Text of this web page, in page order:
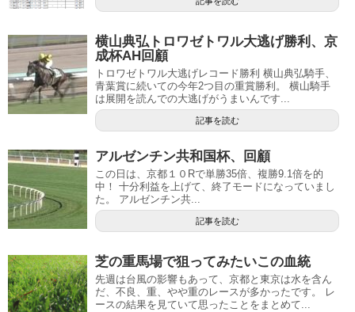
横山典弘トロワゼトワル大逃げ勝利、京
成杯AH回顧
トロワゼトワル大逃げレコード勝利 横山典弘騎手、
青葉賞に続いての今年2つ目の重賞勝利。 横山騎手
は展開を読んでの大逃げがうまいんです...
記事を読む
アルゼンチン共和国杯、回顧
この日は、京都１０Rで単勝35倍、複勝9.1倍を的
中！ 十分利益を上げて、終了モードになっていまし
た。 アルゼンチン共...
記事を読む
芝の重馬場で狙ってみたいこの血統
先週は台風の影響もあって、京都と東京は水を含ん
だ、不良、重、やや重のレースが多かったです。 レ
ースの結果を見ていて思ったことをまとめて...